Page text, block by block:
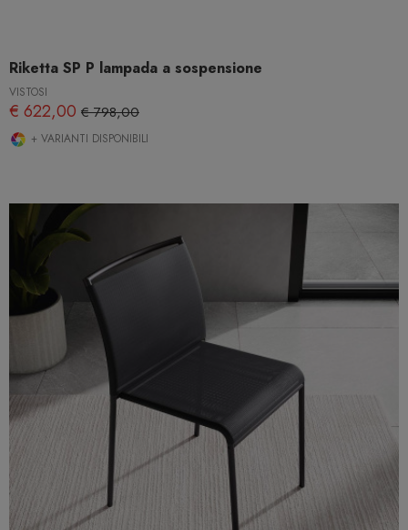
Riketta SP P lampada a sospensione
VISTOSI
€ 622,00 € 798,00
+ VARIANTI DISPONIBILI